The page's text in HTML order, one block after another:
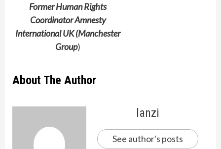
Former Human Rights
Coordinator Amnesty
International UK (Manchester
Group)
About The Author
lanzi
See author's posts